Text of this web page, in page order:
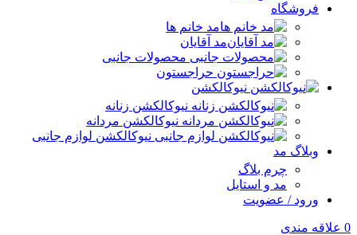
فروشگاه
مد خانم ها
مد آقایان
محصولات جانبی
حراجستون
نیوکالکشن
نیوکالکشن زنانه
نیوکالکشن مردانه
نیوکالکشن لوازم جانبی
وبلاگ مد
چرم بلاگ
مد و استایل
ورود / عضویت
0 علاقه مندی